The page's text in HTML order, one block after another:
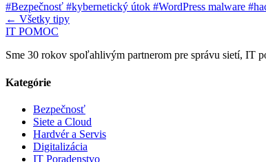
#Bezpečnosť #kybernetický útok #WordPress malware
← Všetky tipy
IT POMOC
Sme 30 rokov spoľahlivým partnerom pre správu sietí, IT
Kategórie
Bezpečnosť
Siete a Cloud
Hardvér a Servis
Digitalizácia
IT Poradenstvo